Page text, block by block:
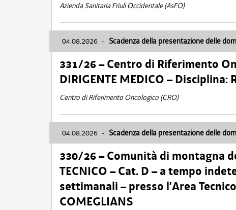
Azienda Sanitaria Friuli Occidentale (AsFO)
04.08.2026 - Scadenza della presentazione delle
331/26 – Centro di Riferimento
DIRIGENTE MEDICO – Disciplina:
Centro di Riferimento Oncologico (CRO)
04.08.2026 - Scadenza della presentazione delle
330/26 – Comunità di montagna
TECNICO – Cat. D – a tempo
settimanali – presso l’Area
COMEGLIANS